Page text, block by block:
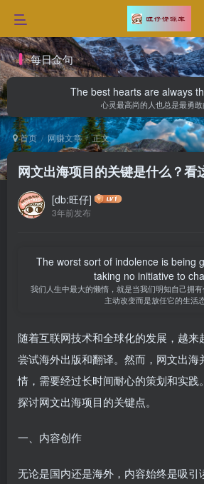
每日金句
The best hearts are always
心灵最高尚的人也总是最勇敢
首页 网赚文章 正文
网文出海项目的关键是什么？看
[db:旺仔]
3年前发布
The worst sort of indolence is being
taking no initiative to
我们人生中最大的懒惰，就是当我们明知自己拥
主动改变而是放任它的生活
随着互联网技术和全球化的发展，越来
尝试海外出版和翻译。然而，网文出海
情，需要经过长时间耐心的策划和实践
探讨网文出海项目的关键点。
一、内容创作
无论是国内还是海外，内容始终是吸引